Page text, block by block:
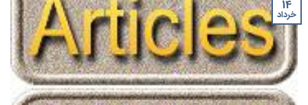
14
خرداد